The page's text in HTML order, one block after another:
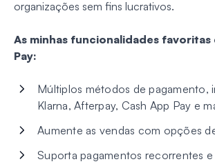
organizações sem fins lucrativos.
As minhas funcionalidades favoritas
Pay:
Múltiplos métodos de pagamento,
Klarna, Afterpay, Cash App Pay e
Aumente as vendas com opções
Suporta pagamentos recorrentes